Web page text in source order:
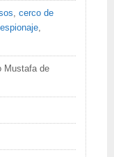
,cerco de
espionaje,
Mustafa de